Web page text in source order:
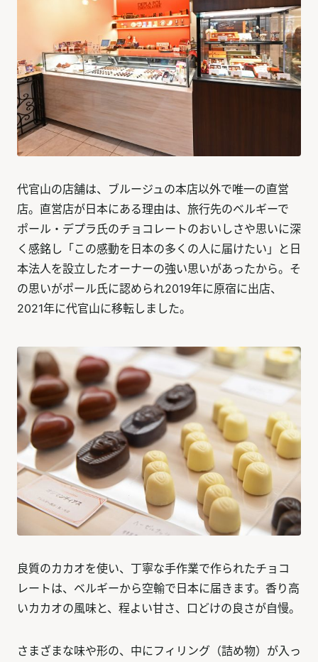
代官山の店舗は、ブルージュの本店以外で唯一の直営
店。直営店が日本にある理由は、旅行先のベルギーで
ポール・デプラ氏のチョコレートのおいしさや思いに深
く感銘し「この感動を日本の多くの人に届けたい」と日
本法人を設立したオーナーの強い思いがあったから。そ
の思いがポール氏に認められ2019年に原宿に出店、
2021年に代官山に移転しました。
良質のカカオを使い、丁寧な手作業で作られたチョコ
レートは、ベルギーから空輸で日本に届きます。香り高
いカカオの風味と、程よい甘さ、口どけの良さが自慢。
さまざまな味や形の、中にフィリング（詰め物）が入っ